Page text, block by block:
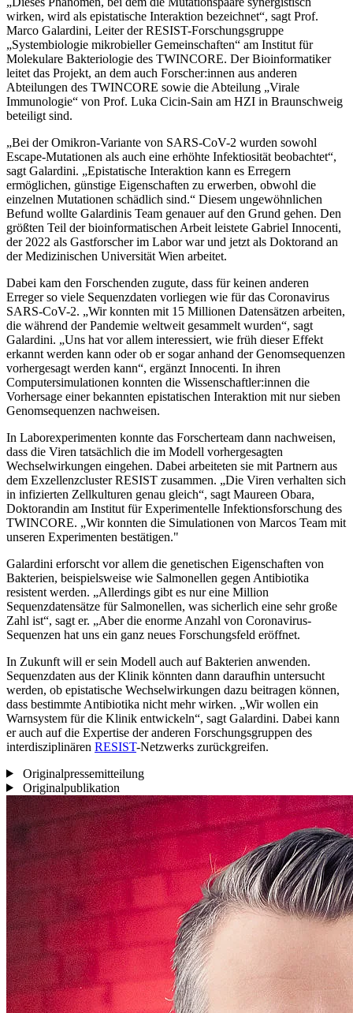
wirken, wird als epistatische Interaktion bezeichnet“, sagt Prof.
Marco Galardini, Leiter der RESIST-Forschungsgruppe
„Systembiologie mikrobieller Gemeinschaften“ am Institut für
Molekulare Bakteriologie des TWINCORE. Der Bioinformatiker
leitet das Projekt, an dem auch Forscher:innen aus anderen
Abteilungen des TWINCORE sowie die Abteilung „Virale
Immunologie“ von Prof. Luka Cicin-Sain am HZI in Braunschweig
beteiligt sind.
„Bei der Omikron-Variante von SARS-CoV-2 wurden sowohl
Escape-Mutationen als auch eine erhöhte Infektiosität beobachtet“,
sagt Galardini. „Epistatische Interaktion kann es Erregern
ermöglichen, günstige Eigenschaften zu erwerben, obwohl die
einzelnen Mutationen schädlich sind.“ Diesem ungewöhnlichen
Befund wollte Galardinis Team genauer auf den Grund gehen. Den
größten Teil der bioinformatischen Arbeit leistete Gabriel Innocenti,
der 2022 als Gastforscher im Labor war und jetzt als Doktorand an
der Medizinischen Universität Wien arbeitet.
Dabei kam den Forschenden zugute, dass für keinen anderen
Erreger so viele Sequenzdaten vorliegen wie für das Coronavirus
SARS-CoV-2. „Wir konnten mit 15 Millionen Datensätzen arbeiten,
die während der Pandemie weltweit gesammelt wurden“, sagt
Galardini. „Uns hat vor allem interessiert, wie früh dieser Effekt
erkannt werden kann oder ob er sogar anhand der Genomsequenzen
vorhergesagt werden kann“, ergänzt Innocenti. In ihren
Computersimulationen konnten die Wissenschaftler:innen die
Vorhersage einer bekannten epistatischen Interaktion mit nur sieben
Genomsequenzen nachweisen.
In Laborexperimenten konnte das Forscherteam dann nachweisen,
dass die Viren tatsächlich die im Modell vorhergesagten
Wechselwirkungen eingehen. Dabei arbeiteten sie mit Partnern aus
dem Exzellenzcluster RESIST zusammen. „Die Viren verhalten sich
in infizierten Zellkulturen genau gleich“, sagt Maureen Obara,
Doktorandin am Institut für Experimentelle Infektionsforschung des
TWINCORE. „Wir konnten die Simulationen von Marcos Team mit
unseren Experimenten bestätigen."
Galardini erforscht vor allem die genetischen Eigenschaften von
Bakterien, beispielsweise wie Salmonellen gegen Antibiotika
resistent werden. „Allerdings gibt es nur eine Million
Sequenzdatensätze für Salmonellen, was sicherlich eine sehr große
Zahl ist“, sagt er. „Aber die enorme Anzahl von Coronavirus-
Sequenzen hat uns ein ganz neues Forschungsfeld eröffnet.
In Zukunft will er sein Modell auch auf Bakterien anwenden.
Sequenzdaten aus der Klinik könnten dann daraufhin untersucht
werden, ob epistatische Wechselwirkungen dazu beitragen können,
dass bestimmte Antibiotika nicht mehr wirken. „Wir wollen ein
Warnsystem für die Klinik entwickeln“, sagt Galardini. Dabei kann
er auch auf die Expertise der anderen Forschungsgruppen des
interdisziplinären RESIST-Netzwerks zurückgreifen.
Originalpressemitteilung
Originalpublikation